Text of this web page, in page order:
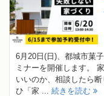
6月20日(日)、都城市菓
ミナーを開催します。
いいのか、相談したら
ひ「家 ... 続きを読む